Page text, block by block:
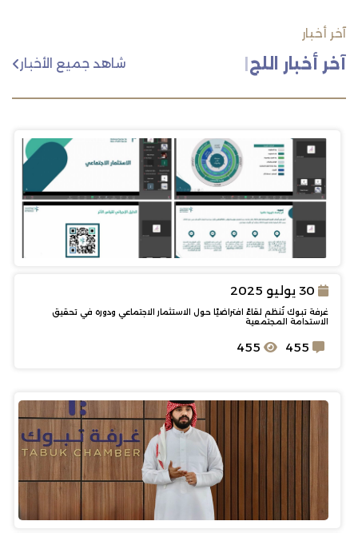
آخر أخبار
آخر أخبار اللجنة شاهد جميع الأخبار
غرفة تبوك تُنظم لقاءً افتراضيًا حول الاستثمار الاجتماعي ودوره في تحقيق
الاستدامة المجتمعية
455
455